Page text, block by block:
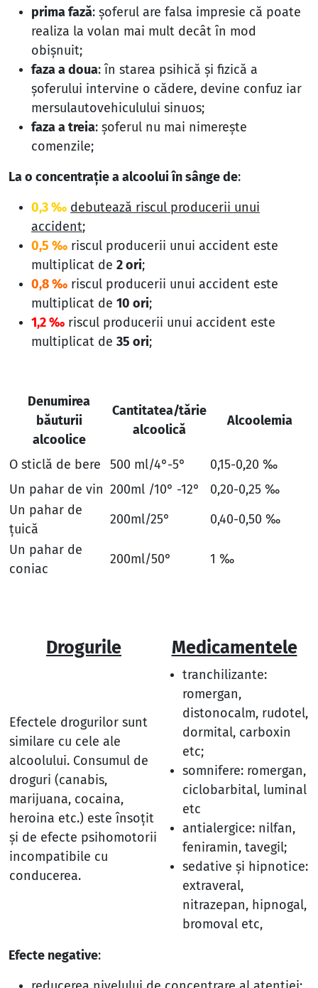
prima fază: şoferul are falsa impresie că poate
realiza la volan mai mult decât în mod
obişnuit;
faza a doua:în starea psihică şi fizică a
şoferului intervine o cădere, devine confuz iar
mersulautovehiculului sinuos;
faza a treia: şoferul nu mai nimereşte
comenzile;
La o concentraţie a alcoolui în sânge de:
0,3 ‰ debutează riscul producerii unui
accident;
0,5 ‰ riscul producerii unui accident este
multiplicat de 2 ori;
0,8 ‰ riscul producerii unui accident este
multiplicat de 10 ori;
1,2 ‰ riscul producerii unui accident este
multiplicat de 35 ori;
Denumirea
băuturii
alcoolice
Cantitatea/tărie
alcoolică
Alcoolemia
O sticlă de bere 500 ml/4°-5°
0,15-0,20 ‰
Un pahar de vin 200ml /10° -12°
0,20-0,25 ‰
Un pahar de
ţuică
200ml/25°
0,40-0,50 ‰
Un pahar de
coniac
200ml/50° 1 ‰
Drogurile Medicamentele
Efectele drogurilor sunt
similare cu cele ale
alcoolului. Consumul de
droguri (canabis,
marijuana, cocaina,
heroina etc.) este însoţit
şi de efecte psihomotorii
incompatibile cu
conducerea.
tranchilizante:
romergan,
distonocalm, rudotel,
dormital, carboxin
etc;
somnifere: romergan,
ciclobarbital, luminal
etc
antialergice: nilfan,
feniramin, tavegil;
sedative şi hipnotice:
extraveral,
nitrazepan, hipnogal,
bromoval etc,
Efecte negative: